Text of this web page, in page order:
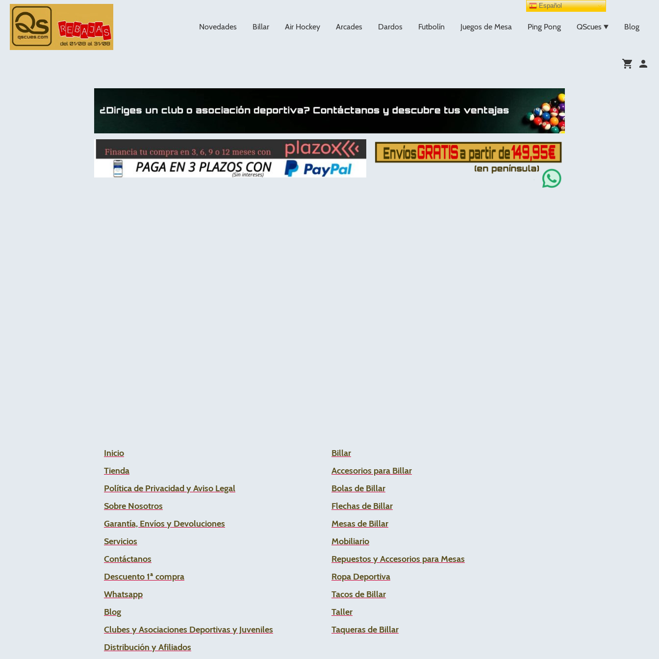
Novedades Billar Air Hockey Arcades Dardos Futbolín Juegos de Mesa Ping Pong QScues Blog
Inicio
Tienda
Política de Privacidad y Aviso Legal
Sobre Nosotros
Garantía, Envíos y Devoluciones
Servicios
Contáctanos
Descuento 1ª compra
Whatsapp
Blog
Clubes y Asociaciones Deportivas y Juveniles
Distribución y Afiliados
Billar
Accesorios para Billar
Bolas de Billar
Flechas de Billar
Mesas de Billar
Mobiliario
Repuestos y Accesorios para Mesas
Ropa Deportiva
Tacos de Billar
Taller
Taqueras de Billar
Español